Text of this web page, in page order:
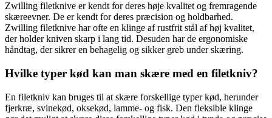
Zwilling filetknive er kendt for deres høje kvalitet og fremragende
skæreevner. De er kendt for deres præcision og holdbarhed.
Zwilling filetknive har ofte en klinge af rustfrit stål af høj kvalitet,
der holder kniven skarp i lang tid. Desuden har de ergonomiske
håndtag, der sikrer en behagelig og sikker greb under skæring.
Hvilke typer kød kan man skære med en filetkniv?
En filetkniv kan bruges til at skære forskellige typer kød, herunder
fjerkræ, svinekød, oksekød, lamme- og fisk. Den fleksible klinge